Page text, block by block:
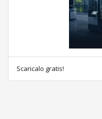
Scaricalo gratis!